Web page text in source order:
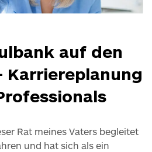
auf den
Karriereplanung
Rat meines Vaters begleitet
und hat sich als ein